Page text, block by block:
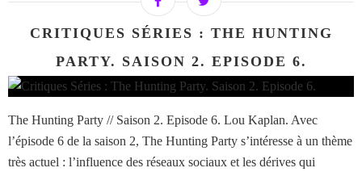
CRITIQUES SÉRIES : THE HUNTING
PARTY. SAISON 2. EPISODE 6.
The Hunting Party // Saison 2. Episode 6. Lou Kaplan. Avec
l’épisode 6 de la saison 2, The Hunting Party s’intéresse à un thème
très actuel : l’influence des réseaux sociaux et les dérives qui